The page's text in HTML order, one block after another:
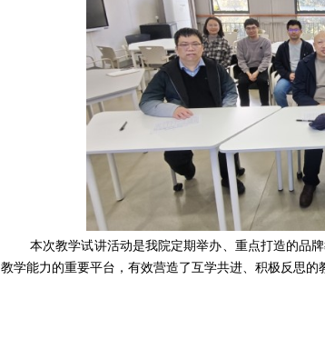
本次教学试讲活动是我院定期举办、重点打造的品
教学能力的重要平台，有效营造了互学共进、积极反思的